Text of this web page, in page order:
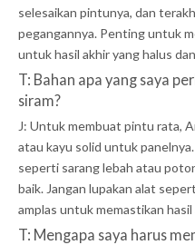
selesaikan pintunya, dan
pegangannya. Penting untuk
untuk hasil akhir yang halus
T: Bahan apa yang saya
siram?
J: Untuk membuat pintu rata,
atau kayu solid untuk
seperti sarang lebah atau
baik. Jangan lupakan alat
amplas untuk memastikan
T: Mengapa saya harus